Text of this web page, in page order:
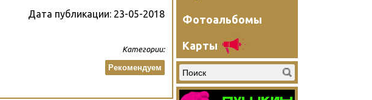
Дата публикации: 23-05-2018
Категории:
Рекомендуем
Фотоальбомы
Карты